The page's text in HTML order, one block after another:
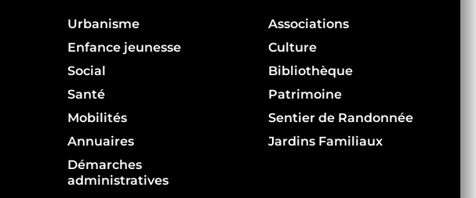
Urbanisme
Enfance jeunesse
Social
Santé
Mobilités
Annuaires
Démarches
administratives
Associations
Culture
Bibliothèque
Patrimoine
Sentier de Randonnée
Jardins Familiaux